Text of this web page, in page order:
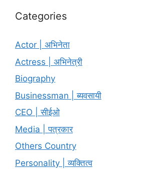
Categories
Actor | अभिनेता
Actress | अभिनेत्री
Biography
Businessman | ब्यवसायी
CEO | सीईओ
Media | पत्रकार
Others Country
Personality | व्यक्तित्व